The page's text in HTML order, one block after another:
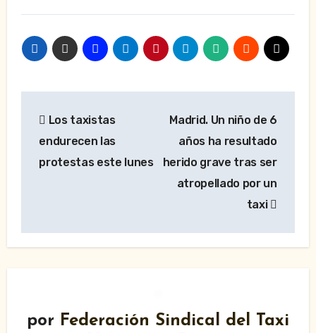
de
entradas
Los taxistas
endurecen las
protestas este lunes
Madrid. Un niño de 6
años ha resultado
herido grave tras ser
atropellado por un
taxi
por Federación Sindical del Taxi